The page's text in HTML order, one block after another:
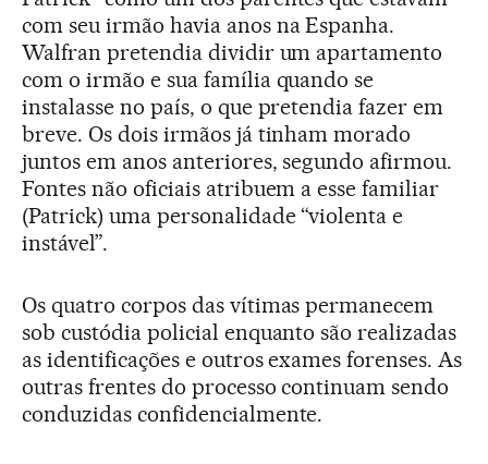
com seu irmão havia anos na Espanha.
Walfran pretendia dividir um apartamento
com o irmão e sua família quando se
instalasse no país, o que pretendia fazer em
breve. Os dois irmãos já tinham morado
juntos em anos anteriores, segundo afirmou.
Fontes não oficiais atribuem a esse familiar
(Patrick) uma personalidade “violenta e
instável”.
Os quatro corpos das vítimas permanecem
sob custódia policial enquanto são realizadas
as identificações e outros exames forenses. As
outras frentes do processo continuam sendo
conduzidas confidencialmente.